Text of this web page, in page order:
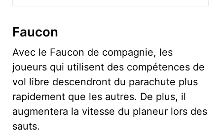
Faucon
Avec le Faucon de compagnie, les
joueurs qui utilisent des compétences de
vol libre descendront du parachute plus
rapidement que les autres. De plus, il
augmentera la vitesse du planeur lors des
sauts.